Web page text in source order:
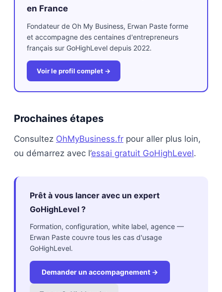
en France
Fondateur de Oh My Business, Erwan Paste forme
et accompagne des centaines d'entrepreneurs
français sur GoHighLevel depuis 2022.
Voir le profil complet →
Prochaines étapes
Consultez OhMyBusiness.fr pour aller plus loin,
ou démarrez avec l’essai gratuit GoHighLevel.
Prêt à vous lancer avec un expert
GoHighLevel ?
Formation, configuration, white label, agence —
Erwan Paste couvre tous les cas d'usage
GoHighLevel.
Demander un accompagnement →